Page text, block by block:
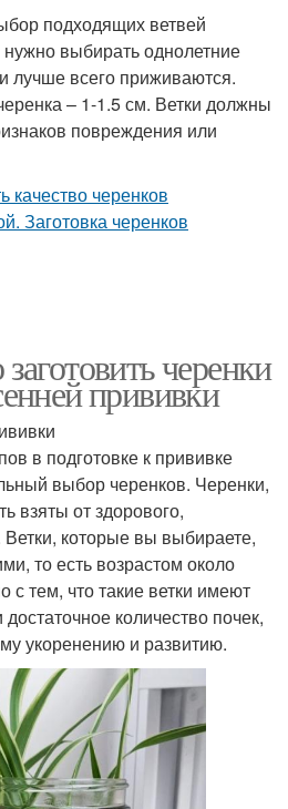
подходящих ветвей
нужно выбирать однолетние
лучше всего приживаются.
– 1-1.5 см. Ветки должны
повреждения или
черенки
прививки
в подготовке к прививке
выбор черенков. Черенки,
взяты от здорового,
которые вы выбираете,
то есть возрастом около
с тем, что такие ветки имеют
количество почек,
укоренению и развитию.